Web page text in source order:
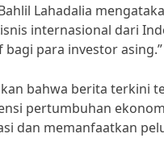
Lahadalia
internasional dari
para investor asing.”
bahwa berita terkini
pertumbuhan
dan memanfaatkan